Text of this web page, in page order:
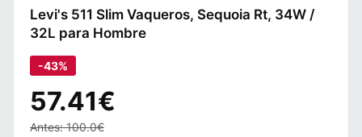
Levi's 511 Slim Vaqueros, Sequoia Rt, 34W /
32L para Hombre
-43%
57.41€
Antes: 100.0€